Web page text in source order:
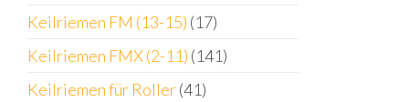
Keilriemen FM (13-15) (17)
Keilriemen FMX (2-11) (141)
Keilriemen für Roller(41)